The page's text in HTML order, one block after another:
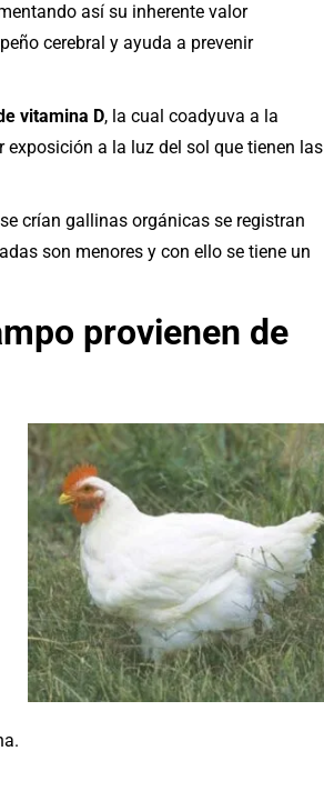
así su inherente valor
cerebral y ayuda a prevenir
vitamina D, la cual coadyuva a la
exposición a la luz del sol que tienen las
crían gallinas orgánicas se registran
son menores y con ello se tiene un
provienen de